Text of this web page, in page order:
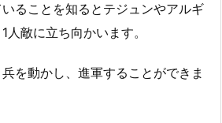
ることを知るとテジュンやアルギ
敵に立ち向かいます。
を動かし、進軍することができま